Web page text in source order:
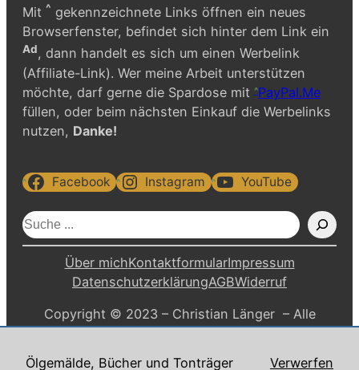
Ölgemälde, Bücher und Tonträger Verwerfen
Mit ^ gekennzeichnete Links öffnen ein neues
Browserfenster, befindet sich hinter dem Link ein
Ad, dann handelt es sich um einen Werbelink
(Affiliate-Link). Wer meine Arbeit unterstützen
möchte, darf gerne die Spardose mit PayPal.Me
füllen, oder beim nächsten Einkauf die Werbelinks
nutzen, Danke!
Facebook Instagram YouTube
S
u
Über michKontaktformularImpressum
DatenschutzerklärungAGBWiderruf
Copyright © 2023 – Christian Länger – Alle